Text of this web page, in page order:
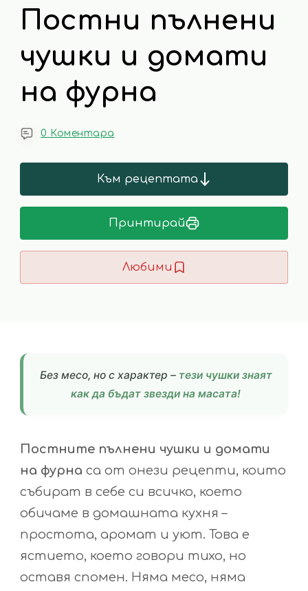
Постни пълнени
чушки и домати
на фурна
0 Коментара
Към рецептата
Принтирай
Любими
Без месо, но с характер – тези чушки знаят
как да бъдат звезди на масата!
Постните пълнени чушки и домати
на фурна са от онези рецепти, които
събират в себе си всичко, което
обичаме в домашната кухня –
простота, аромат и уют. Това е
ястието, което говори тихо, но
оставя спомен. Няма месо, няма